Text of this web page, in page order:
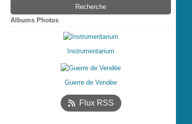
Albums Photos
Instrumentarium
Guerre de Vendée
Flux RSS